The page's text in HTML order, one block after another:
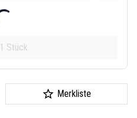
1 Stück
Merkliste